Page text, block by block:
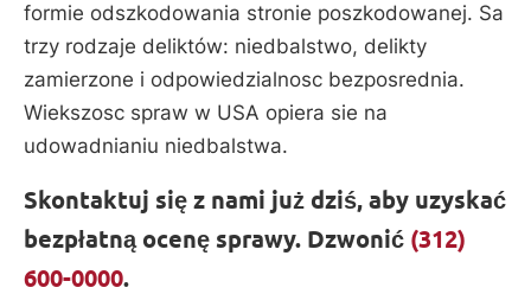
formie odszkodowania stronie poszkodowanej. Sa
trzy rodzaje deliktów: niedbalstwo, delikty
zamierzone i odpowiedzialnosc bezposrednia.
Wiekszosc spraw w USA opiera sie na
udowadnianiu niedbalstwa.
Skontaktuj się z nami już dziś, aby uzyskać
bezpłatną ocenę sprawy. Dzwonić (312)
600-0000.